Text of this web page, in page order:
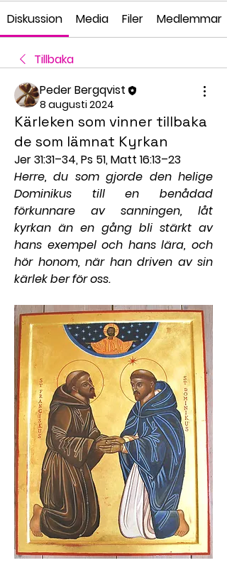
Diskussion Media Filer Medlemmar
Tillbaka
Peder Bergqvist
8 augusti 2024
Kärleken som vinner tillbaka
de som lämnat Kyrkan
Jer 31:31–34, Ps 51, Matt 16:13–23
Herre, du som gjorde den helige
Dominikus till en benådad
förkunnare av sanningen, låt
kyrkan än en gång bli stärkt av
hans exempel och hans lära, och
hör honom, när han driven av sin
kärlek ber för oss.